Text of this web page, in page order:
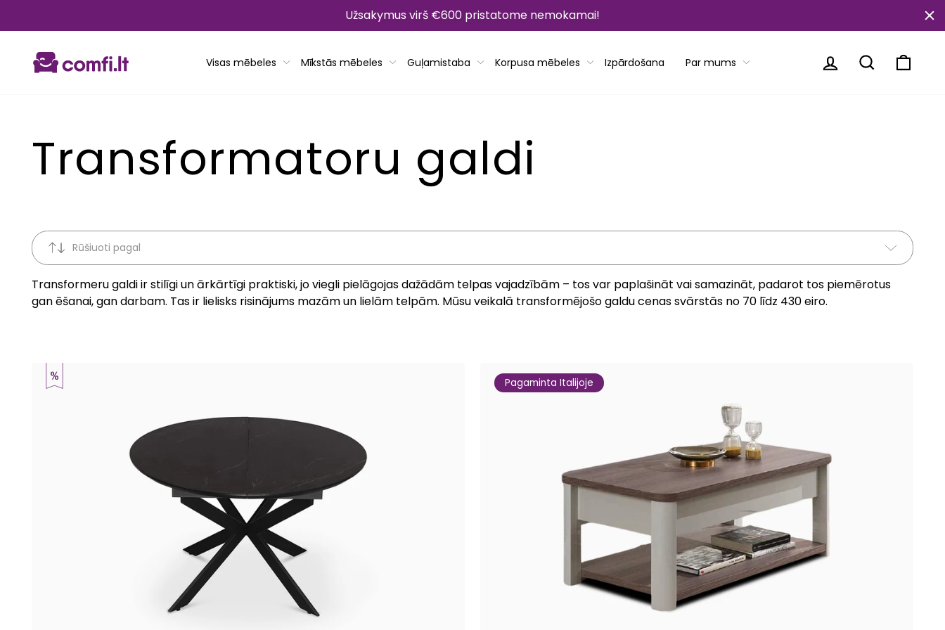
Užsakymus virš €600 pristatome nemokamai!
Visas mēbeles Mīkstās mēbeles Guļamistaba Korpusa mēbeles Izpārdošana Par mums PiesakietiesMeklēt
Transformatoru galdi
Rūšiuoti pagal
Transformeru galdi ir stilīgi un ārkārtīgi praktiski, jo viegli pielāgojas dažādām telpas vajadzībām – tos var paplašināt vai samazināt, padarot tos piemērotus
gan ēšanai, gan darbam. Tas ir lielisks risinājums mazām un lielām telpām. Mūsu veikalā transformējošo galdu cenas svārstās no 70 līdz 430 eiro.
Pagaminta Italijoje